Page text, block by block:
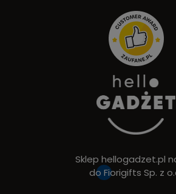
Sklep hellogadzet.pl
do Fiorigifts Sp. z